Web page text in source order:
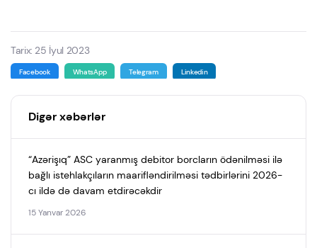
Tarix: 25 İyul 2023
Facebook WhatsApp Telegram Linkedin
Digər xəbərlər
“Azərişıq” ASC yaranmış debitor borcların ödənilməsi ilə
bağlı istehlakçıların maarifləndirilməsi tədbirlərini 2026-
cı ildə də davam etdirəcəkdir
15 Yanvar 2026